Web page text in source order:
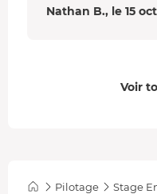
Nathan B., le 15
Voir
Pilotage Stage